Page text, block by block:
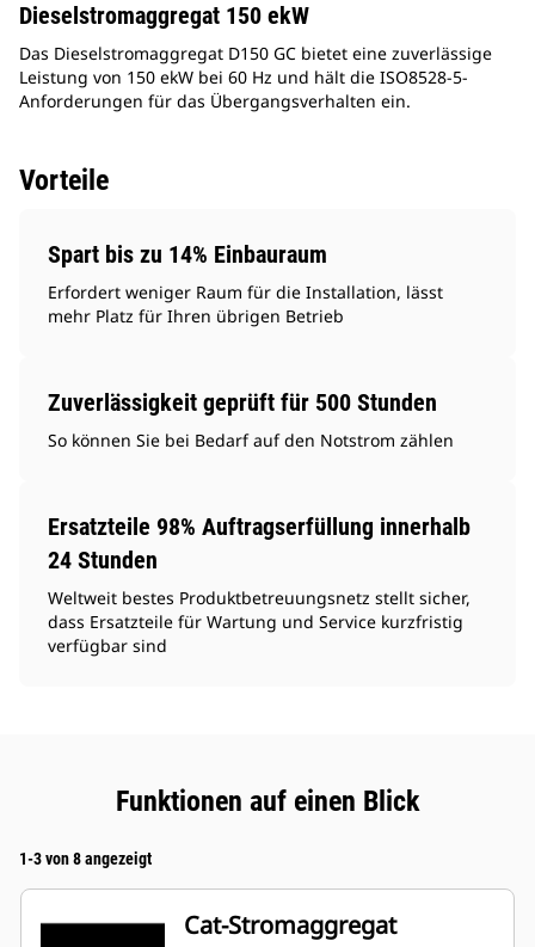
Dieselstromaggregat 150 ekW
Das Dieselstromaggregat D150 GC bietet eine zuverlässige
Leistung von 150 ekW bei 60 Hz und hält die ISO8528-5-
Anforderungen für das Übergangsverhalten ein.
Vorteile
Spart bis zu 14% Einbauraum
Erfordert weniger Raum für die Installation, lässt
mehr Platz für Ihren übrigen Betrieb
Zuverlässigkeit geprüft für 500 Stunden
So können Sie bei Bedarf auf den Notstrom zählen
Ersatzteile 98% Auftragserfüllung innerhalb
24 Stunden
Weltweit bestes Produktbetreuungsnetz stellt sicher,
dass Ersatzteile für Wartung und Service kurzfristig
verfügbar sind
Funktionen auf einen Blick
1-3 von 8 angezeigt
Cat-Stromaggregat